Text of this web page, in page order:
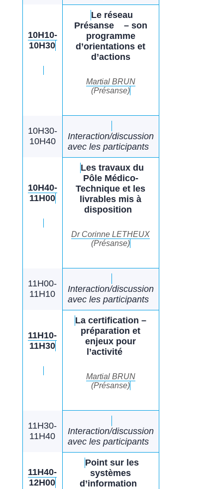
10H10-
10H30
Le réseau
Présanse – son
programme
d’orientations et
d’actions
Martial BRUN
(Présanse)
10H30-
10H40
Interaction/discussion
avec les participants
10H40-
11H00
Les travaux du
Pôle Médico-
Technique et les
livrables mis à
disposition
Dr Corinne LETHEUX
(Présanse)
11H00-
11H10
Interaction/discussion
avec les participants
11H10-
11H30
La certification –
préparation et
enjeux pour
l’activité
Martial BRUN
(Présanse)
11H30-
11H40
Interaction/discussion
avec les participants
11H40-
12H00
Point sur les
systèmes
d’information